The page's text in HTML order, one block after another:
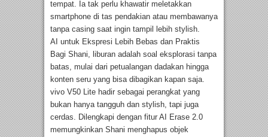
tempat. Ia tak perlu khawatir meletakkan
smartphone di tas pendakian atau membawanya
tanpa casing saat ingin tampil lebih stylish.
AI untuk Ekspresi Lebih Bebas dan Praktis
Bagi Shani, liburan adalah soal eksplorasi tanpa
batas, mulai dari petualangan dadakan hingga
konten seru yang bisa dibagikan kapan saja.
vivo V50 Lite hadir sebagai perangkat yang
bukan hanya tangguh dan stylish, tapi juga
cerdas. Dilengkapi dengan fitur AI Erase 2.0
memungkinkan Shani menghapus objek